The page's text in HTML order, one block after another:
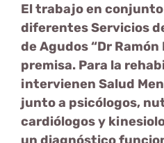
El trabajo en
diferentes Servicios
de Agudos “Dr
premisa. Para la
intervienen Salud
junto a psicólogos,
cardiólogos y